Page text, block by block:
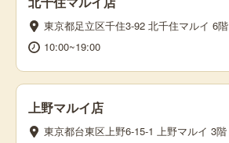
東京都足立区千住3-92 北千住マルイ 6階
10:00~19:00
上野マルイ店
東京都台東区上野6-15-1 上野マルイ 3階